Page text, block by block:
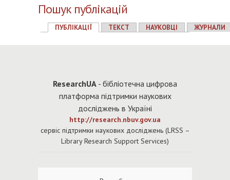
Пошук публікацій
ПУБЛІКАЦІЇ ТЕКСТ НАУКОВЦІ ЖУРНАЛИ
ResearchUA - бібліотечна цифрова
платформа підтримки наукових
досліджень в Україні
http://research.nbuv.gov.ua
cервіс підтримки наукових досліджень (LRSS –
Library Research Support Services)